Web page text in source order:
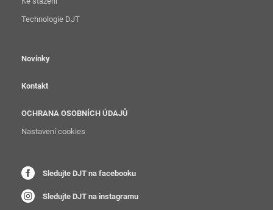
Technologie DJT
Novinky
Kontakt
OCHRANA OSOBNÍCH ÚDAJŮ
Nastavení cookies
Sledujte DJT na facebooku
Sledujte DJT na instagramu